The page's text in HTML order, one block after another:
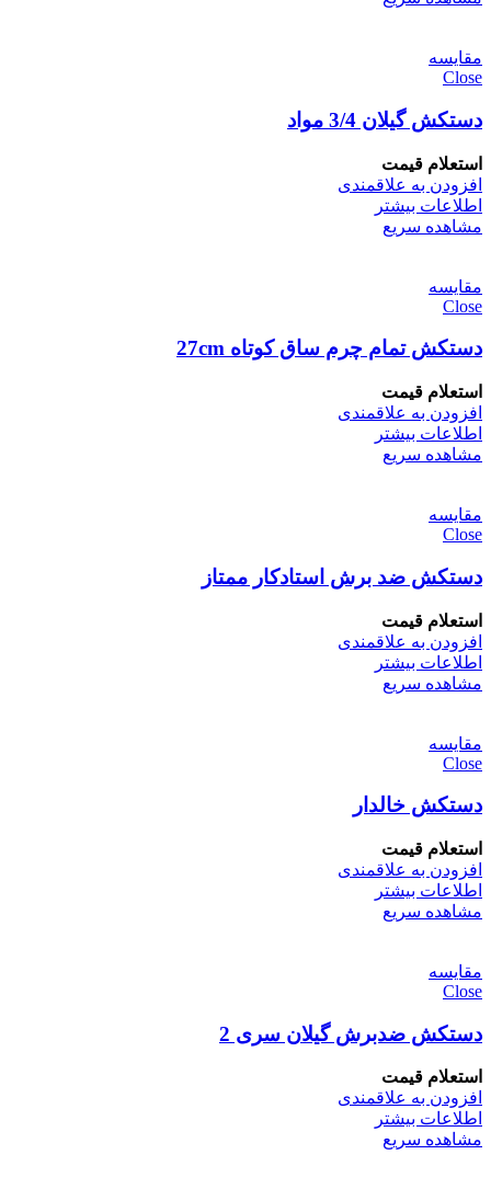
مقایسه
Close
دستکش گیلان 3/4 مواد
استعلام قیمت
افزودن به علاقمندی
اطلاعات بیشتر
مشاهده سریع
مقایسه
Close
دستکش تمام چرم ساق کوتاه 27cm
استعلام قیمت
افزودن به علاقمندی
اطلاعات بیشتر
مشاهده سریع
مقایسه
Close
دستکش ضد برش استادکار ممتاز
استعلام قیمت
افزودن به علاقمندی
اطلاعات بیشتر
مشاهده سریع
مقایسه
Close
دستکش خالدار
استعلام قیمت
افزودن به علاقمندی
اطلاعات بیشتر
مشاهده سریع
مقایسه
Close
دستکش ضدبرش گیلان سری 2
استعلام قیمت
افزودن به علاقمندی
اطلاعات بیشتر
مشاهده سریع